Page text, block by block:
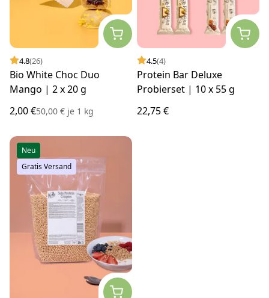
4.8(26)
Bio White Choc Duo
Mango | 2 x 20 g
2,00 €50,00 € je 1 kg
4.5(4)
Protein Bar Deluxe
Probierset | 10 x 55 g
22,75 €
Neu
Gratis Versand